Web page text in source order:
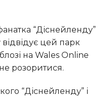
цей парк
на Wales Online
розоритися.